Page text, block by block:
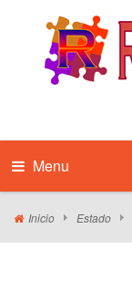
Menu
Inicio Estado